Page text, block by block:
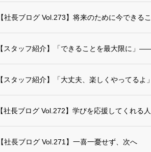
【社長ブログ Vol.273】将来のために今できる
【スタッフ紹介】「できることを最大限に」
【社長ブログ Vol.272】学びを応援してくれる人
【社長ブログ Vol.271】一喜一憂せず、次へ